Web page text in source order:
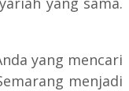
yang mencari
menjadi